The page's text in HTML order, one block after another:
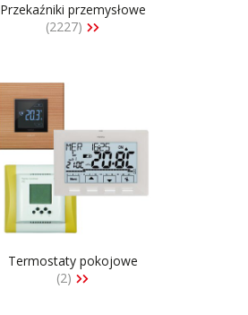
Przekaźniki przemysłowe
(2227)
Termostaty pokojowe
(2)